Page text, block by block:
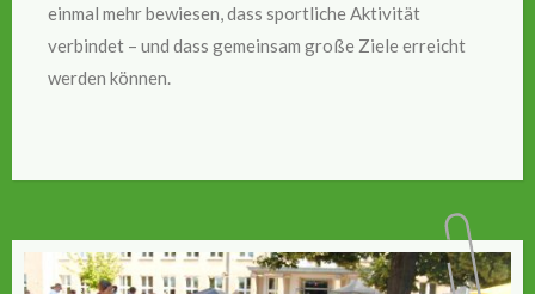
einmal mehr bewiesen, dass sportliche Aktivität
verbindet – und dass gemeinsam große Ziele erreicht
werden können.